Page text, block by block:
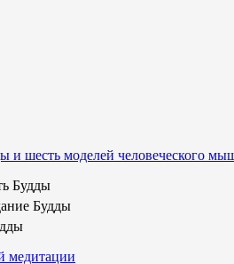
и шесть моделей человеческого
Будды
Будды
медитации